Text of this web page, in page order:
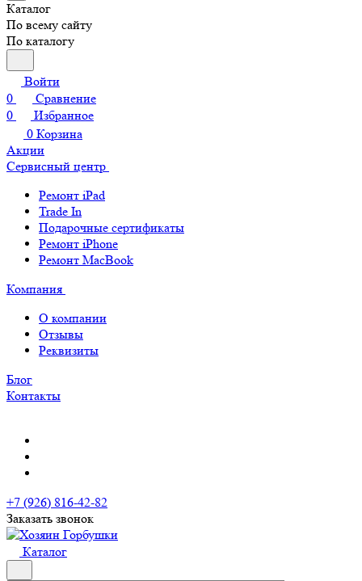
Каталог
По всему сайту
По каталогу
Войти
0
Сравнение
0
Избранное
0 Корзина
Акции
Сервисный центр
Ремонт iPad
Trade In
Подарочные сертификаты
Ремонт iPhone
Ремонт MacBook
Компания
О компании
Отзывы
Реквизиты
Блог
Контакты
+7 (926) 816-42-82
Заказать звонок
Каталог